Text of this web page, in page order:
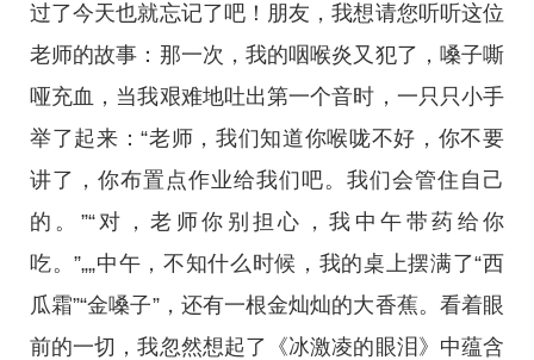
过了今天也就忘记了吧！朋友，我想请您听听这位
老师的故事：那一次，我的咽喉炎又犯了，嗓子嘶
哑充血，当我艰难地吐出第一个音时，一只只小手
举了起来：“老师，我们知道你喉咙不好，你不要
讲了，你布置点作业给我们吧。我们会管住自己
的。”“对，老师你别担心，我中午带药给你
吃。”„„中午，不知什么时候，我的桌上摆满了“西
瓜霜”“金嗓子”，还有一根金灿灿的大香蕉。看着眼
前的一切，我忽然想起了《冰激凌的眼泪》中蕴含